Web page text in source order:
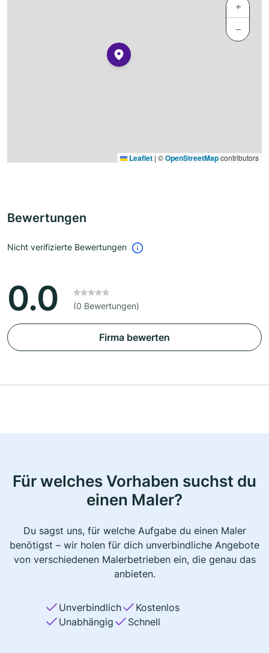
+
−
Leaflet | ©OpenStreetMapcontributors
Bewertungen
Nicht verifizierte Bewertungen
0.0 (0 Bewertungen)
Firma bewerten
Für welches Vorhaben suchst du
einen Maler?
Du sagst uns, für welche Aufgabe du einen Maler
benötigst – wir holen für dich unverbindliche Angebote
von verschiedenen Malerbetrieben ein, die genau das
anbieten.
Unverbindlich
Kostenlos
Unabhängig
Schnell